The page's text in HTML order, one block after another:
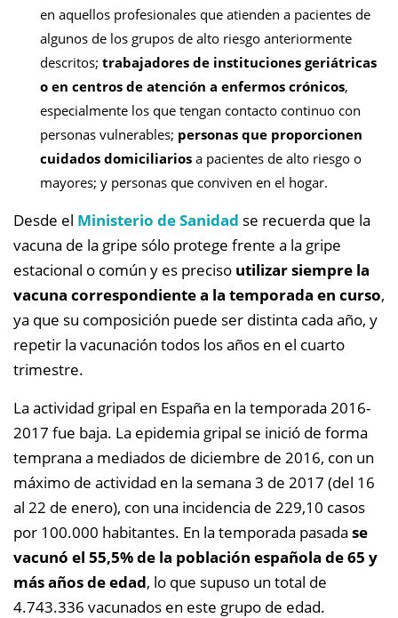
en aquellos profesionales que atienden a pacientes de
algunos de los grupos de alto riesgo anteriormente
descritos; trabajadores de instituciones geriátricas
o en centros de atención a enfermos crónicos,
especialmente los que tengan contacto continuo con
personas vulnerables; personas que proporcionen
cuidados domiciliarios a pacientes de alto riesgo o
mayores; y personas que conviven en el hogar.
Desde el Ministerio de Sanidad se recuerda que la
vacuna de la gripe sólo protege frente a la gripe
estacional o común y es preciso utilizar siempre la
vacuna correspondiente a la temporada en curso,
ya que su composición puede ser distinta cada año, y
repetir la vacunación todos los años en el cuarto
trimestre.
La actividad gripal en España en la temporada 2016-
2017 fue baja. La epidemia gripal se inició de forma
temprana a mediados de diciembre de 2016, con un
máximo de actividad en la semana 3 de 2017 (del 16
al 22 de enero), con una incidencia de 229,10 casos
por 100.000 habitantes. En la temporada pasada se
vacunó el 55,5% de la población española de 65 y
más años de edad, lo que supuso un total de
4.743.336 vacunados en este grupo de edad.